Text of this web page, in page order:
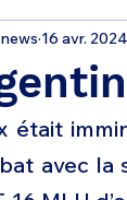
Livres
16 avr. 2024
était
avec la